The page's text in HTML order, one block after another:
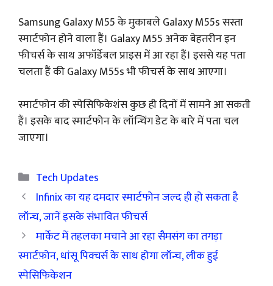
Samsung Galaxy M55 के मुकाबले Galaxy M55s सस्ता
स्मार्टफोन होने वाला हैं। Galaxy M55 अनेक बेहतरीन इन
फीचर्स के साथ अफॉर्डेबल प्राइस में आ रहा हैं। इससे यह पता
चलता हैं की Galaxy M55s भी फीचर्स के साथ आएगा।
स्मार्टफोन की स्पेसिफिकेशंस कुछ ही दिनों में सामने आ सकती
हैं। इसके बाद स्मार्टफोन के लॉन्चिंग डेट के बारे में पता चल
जाएगा।
Categories
Tech Updates
Infinix का यह दमदार स्मार्टफोन जल्द ही हो सकता है
लॉन्च, जानें इसके संभावित फीचर्स
मार्केट में तहलका मचाने आ रहा सैमसंग का तगड़ा
स्मार्टफ़ोन, धांसू पिक्चर्स के साथ होगा लॉन्च, लीक हुई
स्पेसिफिकेशन